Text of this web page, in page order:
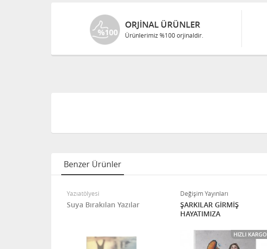
ORJINAL ÜRÜNLER
Ürünlerimiz %100 orjinaldir.
Benzer Ürünler
Yazıatölyesi
Suya Bırakılan Yazılar
Değişim Yayınları
ŞARKILAR GİRMİŞ
HAYATIMIZA
HIZLI KARGO